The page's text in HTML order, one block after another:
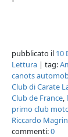
pubblicato il 10
Lettura | tag:
canots
Club di Carate
Club de France,
primo club
Riccardo
commenti:0